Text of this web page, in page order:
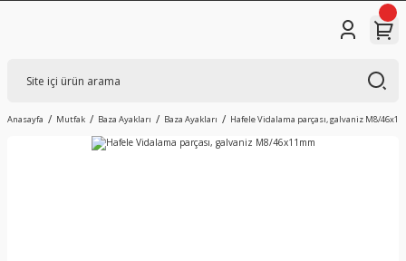
Anasayfa Mutfak Baza Ayakları Baza Ayakları Hafele Vidalama parçası, galvaniz M8/